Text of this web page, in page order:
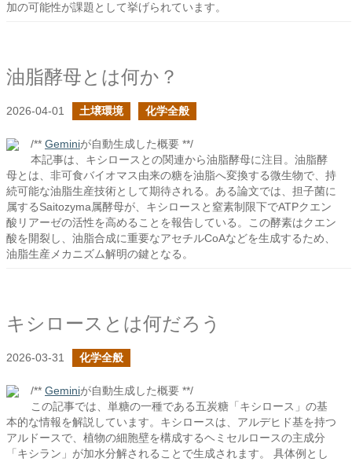
加の可能性が課題として挙げられています。
油脂酵母とは何か？
2026-04-01 土壌環境 化学全般
/** Geminiが自動生成した概要 **/
本記事は、キシロースとの関連から油脂酵母に注目。油脂酵
母とは、非可食バイオマス由来の糖を油脂へ変換する微生物で、持
続可能な油脂生産技術として期待される。ある論文では、担子菌に
属するSaitozyma属酵母が、キシロースと窒素制限下でATPクエン
酸リアーゼの活性を高めることを報告している。この酵素はクエン
酸を開裂し、油脂合成に重要なアセチルCoAなどを生成するため、
油脂生産メカニズム解明の鍵となる。
キシロースとは何だろう
2026-03-31 化学全般
/** Geminiが自動生成した概要 **/
この記事では、単糖の一種である五炭糖「キシロース」の基
本的な情報を解説しています。キシロースは、アルデヒド基を持つ
アルドースで、植物の細胞壁を構成するヘミセルロースの主成分
「キシラン」が加水分解されることで生成されます。 具体例とし